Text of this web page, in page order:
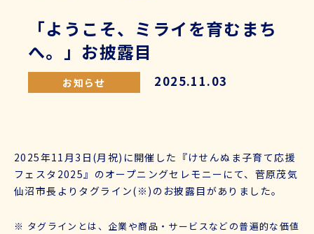
「ようこそ、ミライを育むまち
へ。」お披露目
お知らせ 2025.11.03
2025年11月3日(月祝)に開催した『けせんぬま子育て応援
フェスタ2025』のオープニングセレモニーにて、菅原茂気
仙沼市長よりタグライン(※)のお披露目がありました。
※ タグラインとは、企業や商品・サービスなどの普遍的な価値